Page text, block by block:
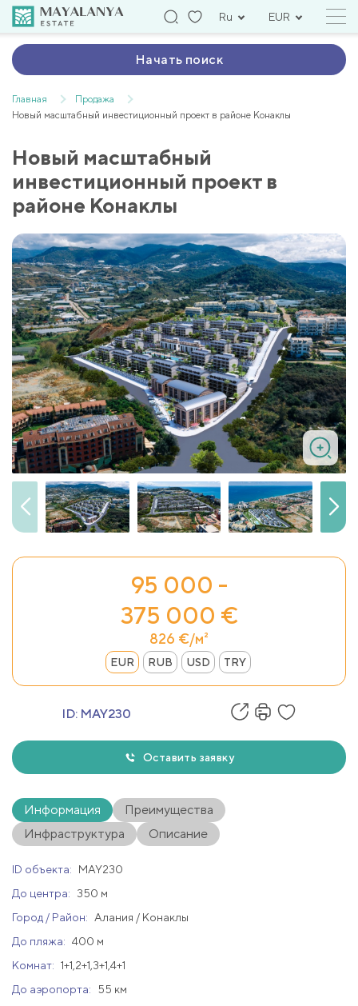
Ru EUR
Начать поиск
Главная
Продажа
Новый масштабный инвестиционный проект в районе Конаклы
Новый масштабный
инвестиционный проект в
районе Конаклы
95 000 -
375 000 €
826 €/м²
EUR RUB USD TRY
ID: MAY230
Оставить заявку
Информация
Преимущества
Инфраструктура
Описание
ID объекта:
MAY230
До центра:
350 м
Город / Район:
Алания / Конаклы
До пляжа: 400 м
Комнат: 1+1,2+1,3+1,4+1
До аэропорта:
55 км